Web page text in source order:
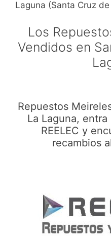
Laguna (Santa Cruz
Los
Vendidos en
Repuestos
La Laguna,
REELEC y
recambios